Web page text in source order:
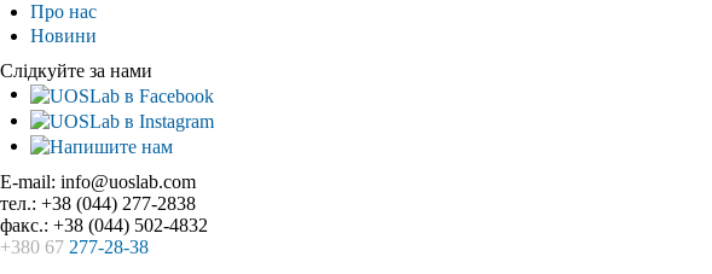
Про нас
Новини
Слідкуйте за нами
E-mail: info@uoslab.com
тел.: +38 (044) 277-2838
факс.: +38 (044) 502-4832
+380 67 277-28-38